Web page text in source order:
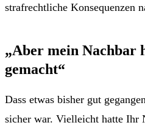
strafrechtliche Konsequenzen
„Aber mein Nachbar
gemacht“
Dass etwas bisher gut
sicher war. Vielleicht hatte Ihr